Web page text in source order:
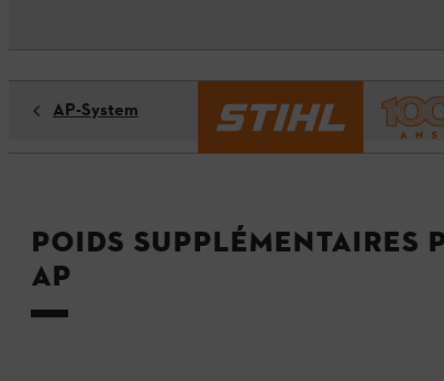
AP-System
Poids supplémentaires
AP